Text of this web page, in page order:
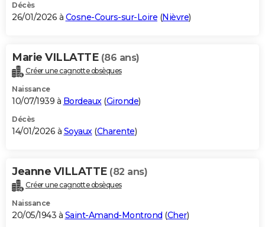
Décès
26/01/2026 à Cosne-Cours-sur-Loire (Nièvre)
Marie VILLATTE (86 ans)
Créer une cagnotte obsèques
Naissance
10/07/1939 à Bordeaux(Gironde)
Décès
14/01/2026 à Soyaux(Charente)
Jeanne VILLATTE (82 ans)
Créer une cagnotte obsèques
Naissance
20/05/1943 à Saint-Amand-Montrond (Cher)